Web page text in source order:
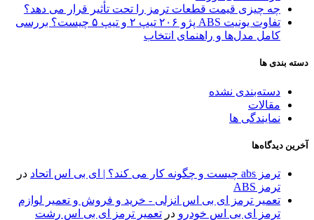
چه چیزی قیمت قطعات ترمز را تحت تأثیر قرار می دهد؟
تفاوت یونیت ABS پژو ۲۰۶ تیپ ۲ و تیپ ۵ چیست؟ بررسی
کامل مدل‌ها و راهنمای انتخاب
دسته بندی ها
دسته‌بندی نشده
مقالات
نمایندگی ها
آخرین دیدگاه‌ها
ترمز abs چیست و چگونه کار می کند؟ | ای بی اس اتحاد
در
ترمز ABS
تعمیر ترمز ای بی اس انزلی - خرید و فروش و تعمیر لوازم
ترمز ای بی اس خودرو در تعمیر ترمز ای بی اس رشت